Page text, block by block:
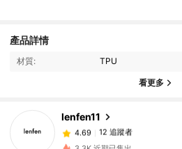
產品詳情
材質: TPU
看更多
lenfen11
4.69
12 追蹤者